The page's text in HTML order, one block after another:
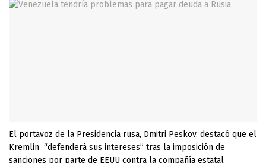
El portavoz de la Presidencia rusa, Dmitri Peskov. destacó que el
Kremlin “defenderá sus intereses” tras la imposición de
sanciones por parte de EEUU contra la compañía estatal